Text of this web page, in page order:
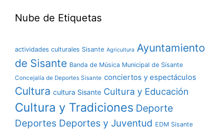
Nube de Etiquetas
actividades culturales Sisante Agricultura Ayuntamiento
de Sisante Banda de Música Municipal de Sisante
Concejalía de Deportes Sisante conciertos y espectáculos
Cultura cultura Sisante Cultura y Educación
Cultura y Tradiciones Deporte
Deportes Deportes y Juventud EDM Sisante